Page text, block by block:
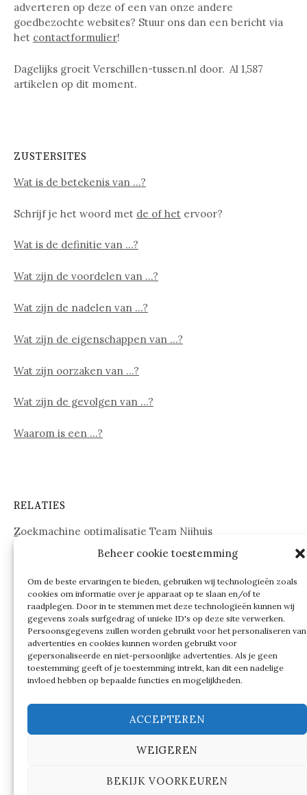
Beheer cookie toestemming
Om de beste ervaringen te bieden, gebruiken wij technologieën zoals
cookies om informatie over je apparaat op te slaan en/of te
raadplegen. Door in te stemmen met deze technologieën kunnen wij
gegevens zoals surfgedrag of unieke ID's op deze site verwerken.
Persoonsgegevens zullen worden gebruikt voor het personaliseren van
advertenties en cookies kunnen worden gebruikt voor
gepersonaliseerde en niet-persoonlijke advertenties. Als je geen
toestemming geeft of je toestemming intrekt, kan dit een nadelige
invloed hebben op bepaalde functies en mogelijkheden.
ACCEPTEREN
WEIGEREN
BEKIJK VOORKEUREN
adverteren op deze of een van onze andere
goedbezochte websites? Stuur ons dan een bericht via
het contactformulier!
Dagelijks groeit Verschillen-tussen.nl door. Al 1,587
artikelen op dit moment.
ZUSTERSITES
Wat is de betekenis van …?
Schrijf je het woord met de of het ervoor?
Wat is de definitie van …?
Wat zijn de voordelen van …?
Wat zijn de nadelen van …?
Wat zijn de eigenschappen van …?
Wat zijn oorzaken van …?
Wat zijn de gevolgen van …?
Waarom is een …?
RELATIES
Zoekmachine optimalisatie Team Nijhuis
Ondersteund doorWordPress |Thema:Graphy